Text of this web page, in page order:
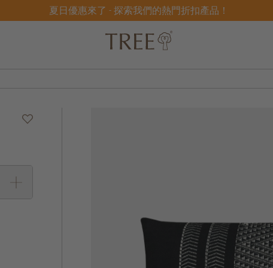
夏日優惠來了 - 探索我們的熱門折扣產品！